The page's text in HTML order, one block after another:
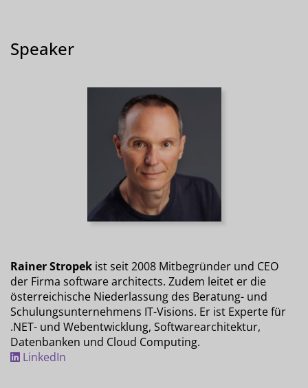
Speaker
Rainer Stropek ist seit 2008 Mitbegründer und CEO
der Firma software architects. Zudem leitet er die
österreichische Niederlassung des Beratung- und
Schulungsunternehmens IT-Visions. Er ist Experte für
.NET- und Webentwicklung, Softwarearchitektur,
Datenbanken und Cloud Computing.
LinkedIn